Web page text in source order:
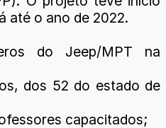
até o ano de 2022.
do Jeep/MPT na
dos 52 do estado de
capacitados;